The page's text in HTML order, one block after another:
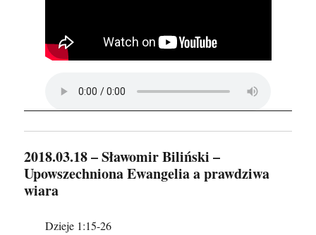
2018.03.18 – Sławomir Biliński –
Upowszechniona Ewangelia a prawdziwa
wiara
Dzieje 1:15-26